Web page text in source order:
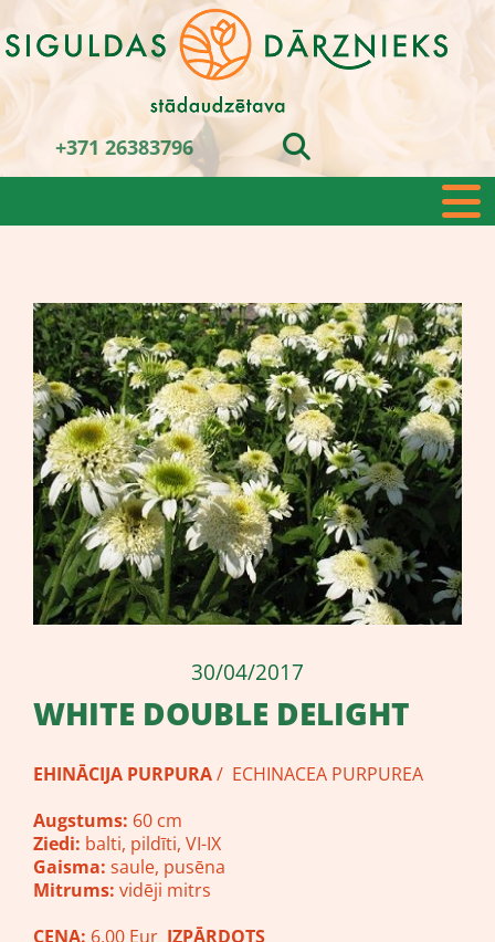
+371 26383796
30/04/2017
WHITE DOUBLE DELIGHT
EHINĀCIJA PURPURA/ ECHINACEA PURPUREA
Augstums: 60 cm
Ziedi: balti, pildīti, VI-IX
Gaisma: saule, pusēna
Mitrums: vidēji mitrs
CENA: 6.00 Eur IZPĀRDOTS